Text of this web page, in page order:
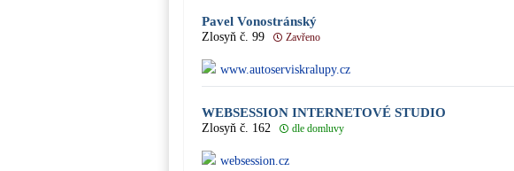
Pavel Vonostránský
Zlosyň č. 99 Zavřeno
www.autoserviskralupy.cz
WEBSESSION INTERNETOVÉ STUDIO
Zlosyň č. 162 dle domluvy
websession.cz